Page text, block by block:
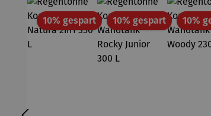
10% gespartRabatt10% gespartRabatt
10%